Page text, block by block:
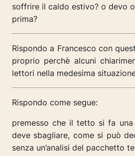
soffrire il caldo estivo? o devo
prima?
Rispondo a Francesco con
proprio perchè alcuni
lettori nella medesima
Rispondo come segue:
premesso che il tetto si fa
deve sbagliare, come si può
senza un’analisi del pacchetto